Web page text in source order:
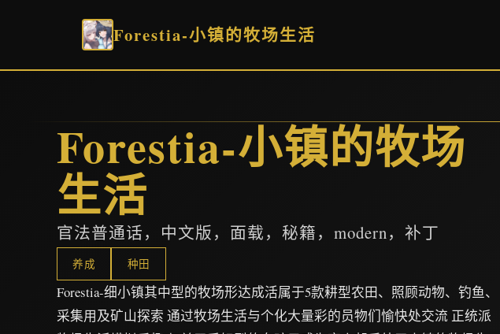
Forestia-小镇的牧场生活
Forestia-小镇的牧场
生活
官法普通话，中文版，面载，秘籍，modern，补丁
养成 种田
Forestia-细小镇其中型的牧场形达成活属于5款耕型农田、照顾动物、钓鱼、
采集用及矿山探索 通过牧场生活与个化大量彩的员物们愉快处交流 正统派